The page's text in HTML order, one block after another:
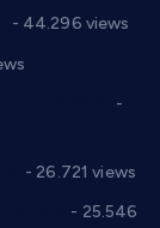
- 44.296 views
-
- 26.721 views
- 25.546